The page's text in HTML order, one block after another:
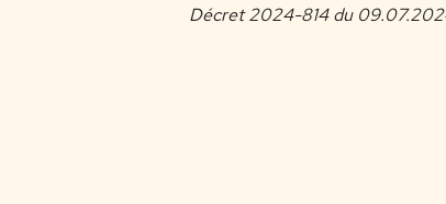
Décret 2024-814 du